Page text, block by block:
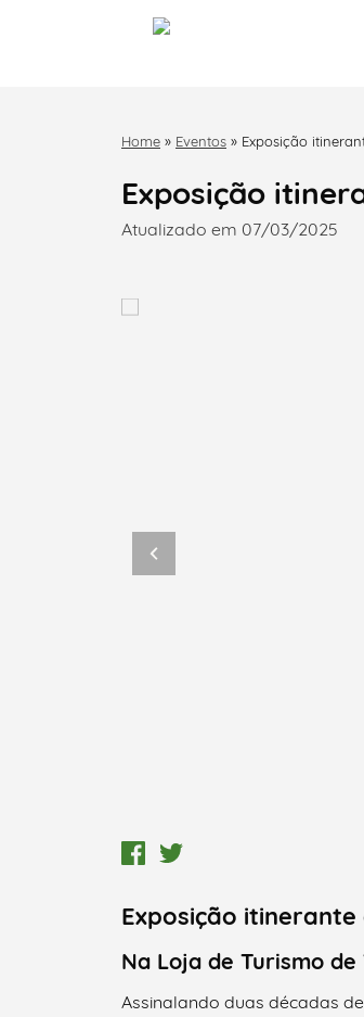
Home » Eventos » Exposição
Exposição
Atualizado em 07/03/2025
Exposição
Na Loja de Turismo
Assinalando duas décadas